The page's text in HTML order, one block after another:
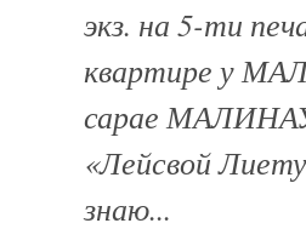
экз. на 5-ти
квартире у
сарае
«Лейсвой
знаю...